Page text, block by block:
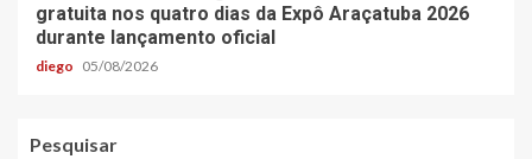
gratuita nos quatro dias da Expô Araçatuba 2026
durante lançamento oficial
diego 05/08/2026
Pesquisar